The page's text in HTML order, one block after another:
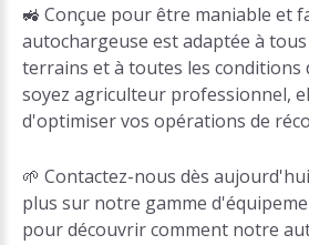
🚜 Conçue pour être maniable et
autochargeuse est adaptée à
terrains et à toutes les conditions
soyez agriculteur professionnel,
d'optimiser vos opérations de
🌱 Contactez-nous dès
plus sur notre gamme
pour découvrir comment notre